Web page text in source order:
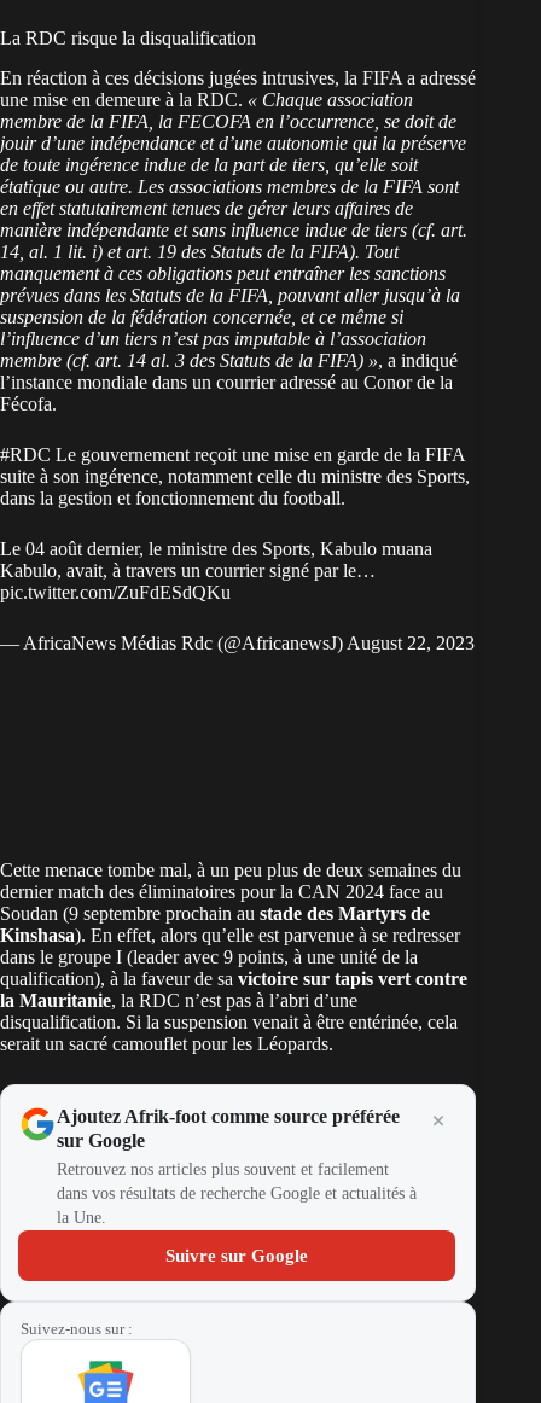
La RDC risque la disqualification
En réaction à ces décisions jugées intrusives, la FIFA a adressé
une mise en demeure à la RDC. « Chaque association
membre de la FIFA, la FECOFA en l’occurrence, se doit de
jouir d’une indépendance et d’une autonomie qui la préserve
de toute ingérence indue de la part de tiers, qu’elle soit
étatique ou autre. Les associations membres de la FIFA sont
en effet statutairement tenues de gérer leurs affaires de
manière indépendante et sans influence indue de tiers (cf. art.
14, al. 1 lit. i) et art. 19 des Statuts de la FIFA). Tout
manquement à ces obligations peut entraîner les sanctions
prévues dans les Statuts de la FIFA, pouvant aller jusqu’à la
suspension de la fédération concernée, et ce même si
l’influence d’un tiers n’est pas imputable à l’association
membre (cf. art. 14 al. 3 des Statuts de la FIFA) », a indiqué
l’instance mondiale dans un courrier adressé au Conor de la
Fécofa.
#RDC Le gouvernement reçoit une mise en garde de la FIFA
suite à son ingérence, notamment celle du ministre des Sports,
dans la gestion et fonctionnement du football.
Le 04 août dernier, le ministre des Sports, Kabulo muana
Kabulo, avait, à travers un courrier signé par le…
pic.twitter.com/ZuFdESdQKu
— AfricaNews Médias Rdc (@AfricanewsJ) August 22, 2023
Cette menace tombe mal, à un peu plus de deux semaines du
dernier match des éliminatoires pour la CAN 2024 face au
Soudan (9 septembre prochain au stade des Martyrs de
Kinshasa). En effet, alors qu’elle est parvenue à se redresser
dans le groupe I (leader avec 9 points, à une unité de la
qualification), à la faveur de sa victoire sur tapis vert contre
la Mauritanie, la RDC n’est pas à l’abri d’une
disqualification. Si la suspension venait à être entérinée, cela
serait un sacré camouflet pour les Léopards.
Ajoutez Afrik-foot comme source préférée
sur Google
Retrouvez nos articles plus souvent et facilement
dans vos résultats de recherche Google et actualités à
la Une.
Suivre sur Google
Suivez-nous sur :